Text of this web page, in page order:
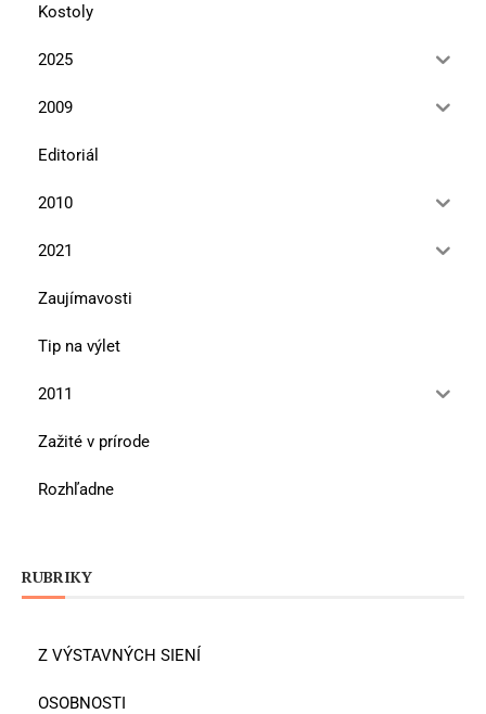
Kostoly
2025
2009
Editoriál
2010
2021
Zaujímavosti
Tip na výlet
2011
Zažité v prírode
Rozhľadne
RUBRIKY
Z VÝSTAVNÝCH SIENÍ
OSOBNOSTI